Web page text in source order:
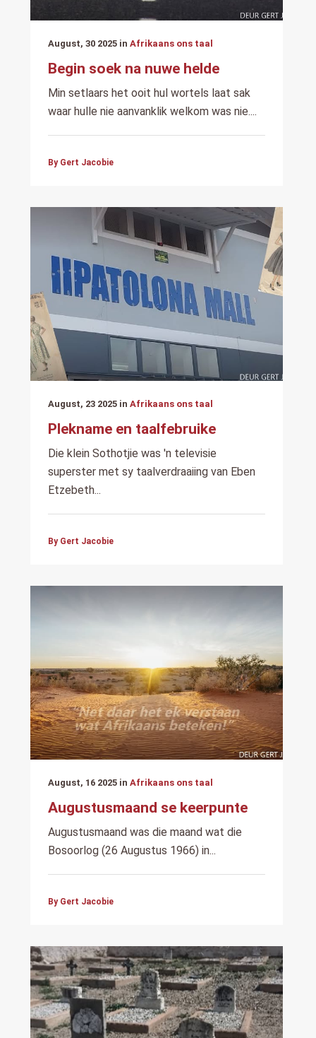
August, 30 2025 in Afrikaans ons taal
Begin soek na nuwe helde
Min setlaars het ooit hul wortels laat sak
waar hulle nie aanvanklik welkom was nie....
By Gert Jacobie
August, 23 2025 in Afrikaans ons taal
Plekname en taalfebruike
Die klein Sothotjie was 'n televisie
superster met sy taalverdraaiing van Eben
Etzebeth...
By Gert Jacobie
August, 16 2025 in Afrikaans ons taal
Augustusmaand se keerpunte
Augustusmaand was die maand wat die
Bosoorlog (26 Augustus 1966) in...
By Gert Jacobie